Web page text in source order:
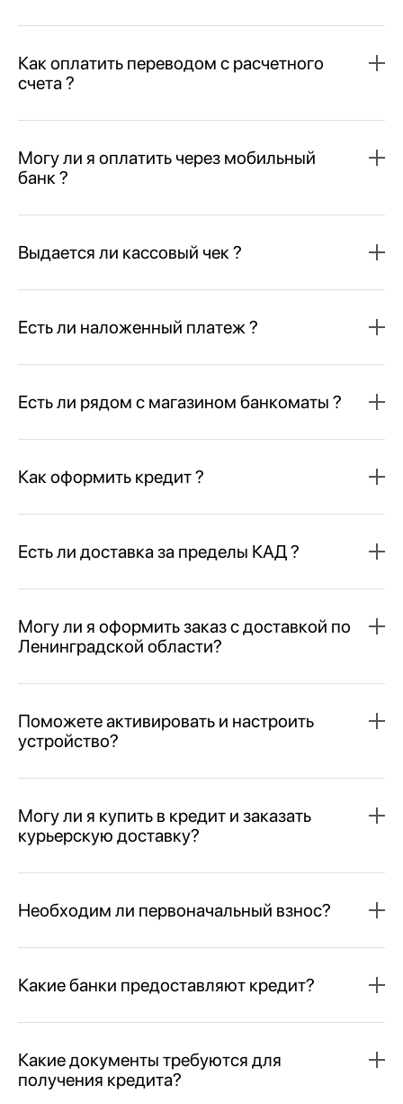
Как оплатить переводом с расчетного
счета ?
Могу ли я оплатить через мобильный
банк ?
Выдается ли кассовый чек ?
Есть ли наложенный платеж ?
Есть ли рядом с магазином банкоматы ?
Как оформить кредит ?
Есть ли доставка за пределы КАД ?
Могу ли я оформить заказ с доставкой по
Ленинградской области?
Поможете активировать и настроить
устройство?
Могу ли я купить в кредит и заказать
курьерскую доставку?
Необходим ли первоначальный взнос?
Какие банки предоставляют кредит?
Какие документы требуются для
получения кредита?